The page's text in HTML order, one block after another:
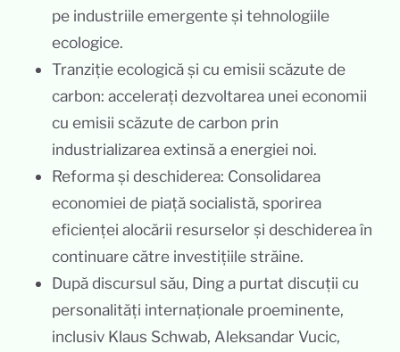
pe industriile emergente și tehnologiile
ecologice.
Tranziție ecologică și cu emisii scăzute de
carbon: accelerați dezvoltarea unei economii
cu emisii scăzute de carbon prin
industrializarea extinsă a energiei noi.
Reforma și deschiderea: Consolidarea
economiei de piață socialistă, sporirea
eficienței alocării resurselor și deschiderea în
continuare către investițiile străine.
După discursul său, Ding a purtat discuții cu
personalități internaționale proeminente,
inclusiv Klaus Schwab, Aleksandar Vucic,